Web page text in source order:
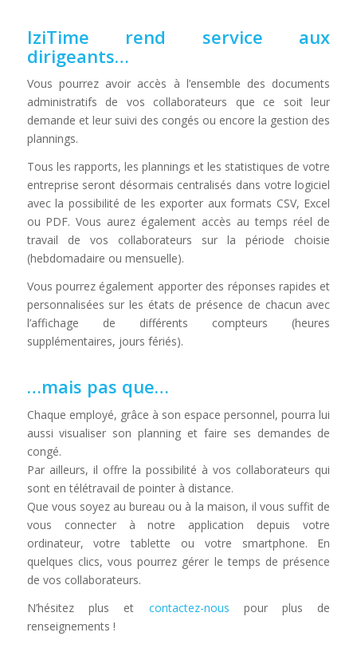
IziTime rend service aux
dirigeants…
Vous pourrez avoir accès à l’ensemble des documents
administratifs de vos collaborateurs que ce soit leur
demande et leur suivi des congés ou encore la gestion des
plannings.
Tous les rapports, les plannings et les statistiques de votre
entreprise seront désormais centralisés dans votre logiciel
avec la possibilité de les exporter aux formats CSV, Excel
ou PDF. Vous aurez également accès au temps réel de
travail de vos collaborateurs sur la période choisie
(hebdomadaire ou mensuelle).
Vous pourrez également apporter des réponses rapides et
personnalisées sur les états de présence de chacun avec
l’affichage de différents compteurs (heures
supplémentaires, jours fériés).
…mais pas que…
Chaque employé, grâce à son espace personnel, pourra lui
aussi visualiser son planning et faire ses demandes de
congé.
Par ailleurs, il offre la possibilité à vos collaborateurs qui
sont en télétravail de pointer à distance.
Que vous soyez au bureau ou à la maison, il vous suffit de
vous connecter à notre application depuis votre
ordinateur, votre tablette ou votre smartphone. En
quelques clics, vous pourrez gérer le temps de présence
de vos collaborateurs.
N’hésitez plus et contactez-nous pour plus de
renseignements !